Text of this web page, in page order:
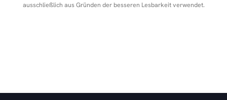
ausschließlich aus Gründen der besseren Lesbarkeit verwendet.